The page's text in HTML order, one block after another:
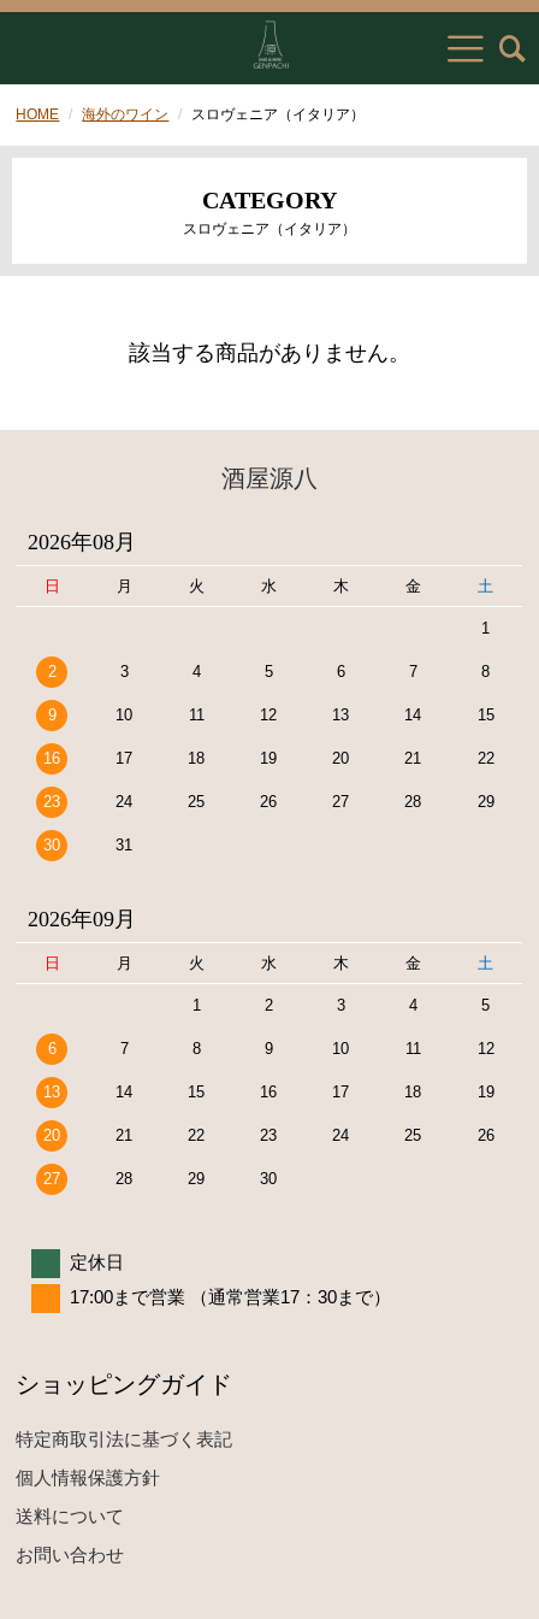
HOME 海外のワイン スロヴェニア（イタリア）
CATEGORY
スロヴェニア（イタリア）
該当する商品がありません。
酒屋源八
2026年08月
日 月 火 水 木 金 土
1
2 3 4 5 6 7 8
9 10 11 12 13 14 15
16 17 18 19 20 21 22
23 24 25 26 27 28 29
30 31
2026年09月
日 月 火 水 木 金 土
1 2 3 4 5
6 7 8 9 10 11 12
13 14 15 16 17 18 19
20 21 22 23 24 25 26
27 28 29 30
定休日
17:00まで営業 （通常営業17：30まで）
ショッピングガイド
特定商取引法に基づく表記
個人情報保護方針
送料について
お問い合わせ